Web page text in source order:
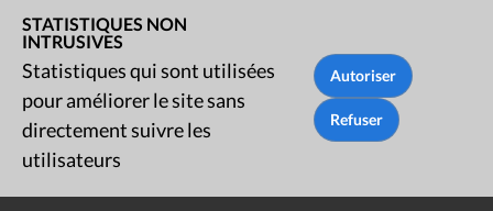
STATISTIQUES NON
INTRUSIVES
Statistiques qui sont utilisées
pour améliorer le site sans
directement suivre les
utilisateurs